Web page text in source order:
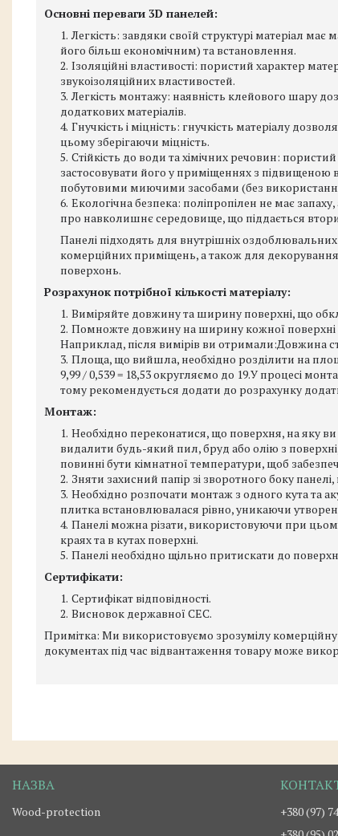
Основні переваги 3D панелей:
Легкість: завдяки своїй структурі матеріал
його більш економічним) та встановлення.
Ізоляційні властивості: пористий характер
звукоізоляційних властивостей.
Легкість монтажу: наявність клейового шару
додаткових матеріалів.
Гнучкість і міцність: гнучкість матеріалу
цьому зберігаючи міцність.
Стійкість до води та хімічних речовин:
застосовувати його у приміщеннях з підвищеною
побутовими миючими засобами (без
Екологічна безпека: поліпропілен не має
про навколишнє середовище, що піддається
Панелі підходять для внутрішніх оздоблювальних
комерційних приміщень, а також для декорування
поверхонь.
Розрахунок потрібної кількості матеріалу:
Виміряйте довжину та ширину поверхні, що
Помножте довжину на ширину кожної поверхні
Наприклад, після вимірів ви отримали:Довжина
Площа, що вийшла, необхідно розділити на
9,99 / 0,539 = 18,53 округляємо до 19.У процесі
тому рекомендується додати до розрахунку
Монтаж:
Необхідно переконатися, що поверхня, на яку ви
видалити будь-який пил, бруд або олію з
повинні бути кімнатної температури, щоб
Зняти захисний папір зі зворотного боку
Необхідно розпочати монтаж з одного кута та
плитка встановлювалася рівно, уникаючи
Панелі можна різати, використовуючи при
краях та в кутах поверхні.
Панелі необхідно щільно притискати до
Сертифікати:
Сертифікат відповідності.
Висновок державної СЕС.
Примітка: Ми використовуємо зрозумілу
документах під час відвантаження товару може
Wood-protection
+380 (97)